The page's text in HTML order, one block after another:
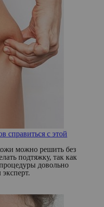
справиться с этой
можно решить без
подтяжку, так как
довольно